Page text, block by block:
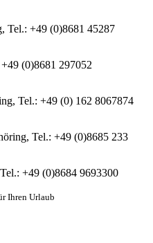
Tel.: +49 (0)8681 45287
(0)8681 297052
Tel.: +49 (0) 162 8067874
Tel.: +49 (0)8685 233
+49 (0)8684 9693300
Ihren Urlaub